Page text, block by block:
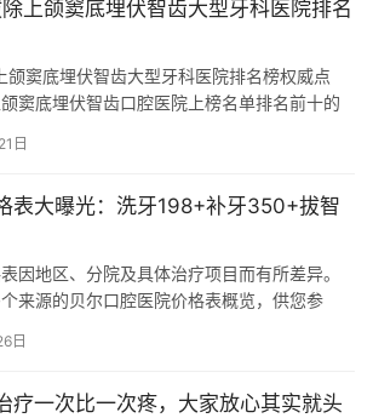
上颌窦底埋伏智齿大型牙科医院排名
窦底埋伏智齿大型牙科医院排名榜权威点
窦底埋伏智齿口腔医院上榜名单排名前十的
日
表大曝光：洗牙198+补牙350+拔智
因地区、分院及具体治疗项目而有所差异。
来源的贝尔口腔医院价格表概览，供您参
日
疗一次比一次疼，大家放心其实就头